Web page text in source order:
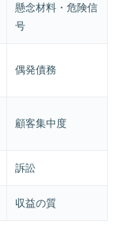
懸念材料・危険信
号
偶発債務
顧客集中度
訴訟
収益の質